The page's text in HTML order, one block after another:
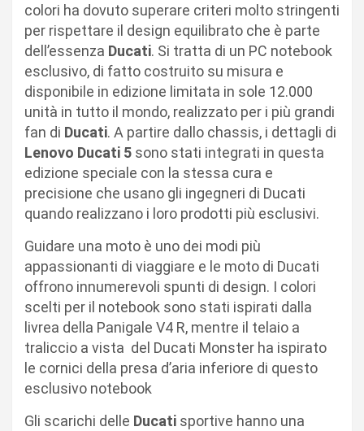
colori ha dovuto superare criteri molto stringenti
per rispettare il design equilibrato che è parte
dell’essenza Ducati. Si tratta di un PC notebook
esclusivo, di fatto costruito su misura e
disponibile in edizione limitata in sole 12.000
unità in tutto il mondo, realizzato per i più grandi
fan di Ducati. A partire dallo chassis, i dettagli di
Lenovo Ducati 5 sono stati integrati in questa
edizione speciale con la stessa cura e
precisione che usano gli ingegneri di Ducati
quando realizzano i loro prodotti più esclusivi.
Guidare una moto è uno dei modi più
appassionanti di viaggiare e le moto di Ducati
offrono innumerevoli spunti di design. I colori
scelti per il notebook sono stati ispirati dalla
livrea della Panigale V4 R, mentre il telaio a
traliccio a vista del Ducati Monster ha ispirato
le cornici della presa d’aria inferiore di questo
esclusivo notebook
Gli scarichi delle Ducati sportive hanno una